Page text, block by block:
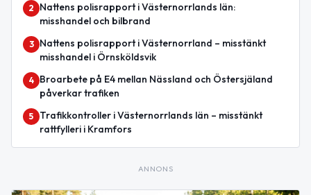
2
Nattens polisrapport i Västernorrlands län:
misshandel och bilbrand
3
Nattens polisrapport i Västernorrland – misstänkt
misshandel i Örnsköldsvik
4
Broarbete på E4 mellan Nässland och Östersjäland
påverkar trafiken
5
Trafikkontroller i Västernorrlands län – misstänkt
rattfylleri i Kramfors
ANNONS